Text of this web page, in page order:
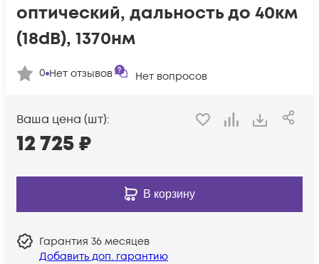
оптический, дальность до 40км
(18dB), 1370нм
0 Нет отзывов Нет вопросов
Ваша цена (шт):
12 725₽
В корзину
Гарантия 36 месяцев
Добавить доп. гарантию